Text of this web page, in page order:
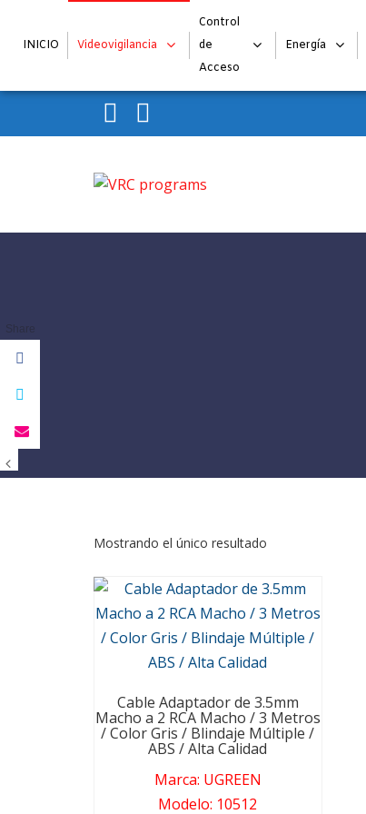
INICIO Videovigilancia
Control
de
Acceso
Energía
Skip to navigation
Mostrando el único resultado
Cable Adaptador de 3.5mm
Macho a 2 RCA Macho / 3 Metros
/ Color Gris / Blindaje Múltiple /
ABS / Alta Calidad
Marca: UGREEN
Modelo: 10512
Share